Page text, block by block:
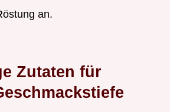
an.
Zutaten für